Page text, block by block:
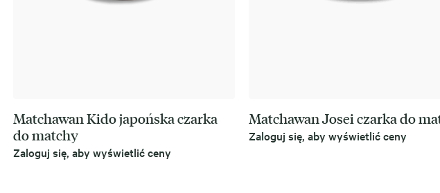
Matchawan Kido japońska czarka
do matchy
Zaloguj się, aby wyświetlić ceny
Matchawan Josei czarka do
Zaloguj się, aby wyświetlić ceny